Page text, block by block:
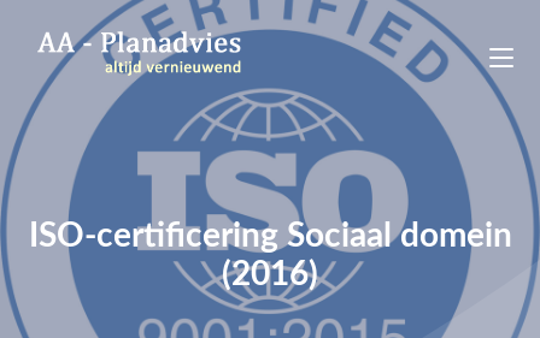
ISO-certificering Sociaal domein
(2016)